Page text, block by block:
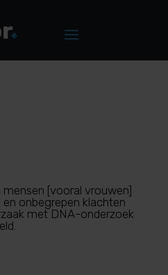
mensen [vooral vrouwen]
onbegrepen klachten
met DNA-onderzoek